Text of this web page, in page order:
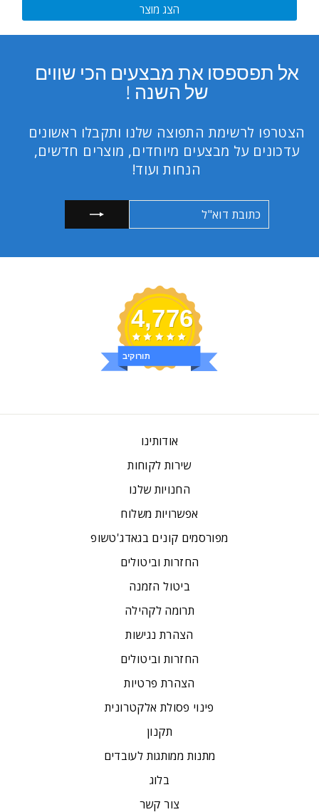
הצג מוצר
אל תפספסו את מבצעים הכי שווים
של השנה !
הצטרפו לרשימת התפוצה שלנו ותקבלו ראשונים
עדכונים על מבצעים מיוחדים, מוצרים חדשים,
הנחות ועוד!
4,776
ביקורות
אודותינו
שירות לקוחות
החנויות שלנו
אפשרויות משלוח
מפורסמים קונים בגאדג'טשופ
החזרות וביטולים
ביטול הזמנה
תרומה לקהילה
הצהרת נגישות
החזרות וביטולים
הצהרת פרטיות
פינוי פסולת אלקטרונית
תקנון
מתנות ממותגות לעובדים
בלוג
צור קשר